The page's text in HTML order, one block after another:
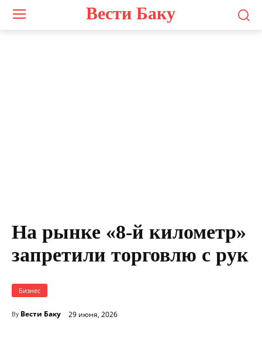
Вести Баку
На рынке «8-й километр»
запретили торговлю с рук
Бизнес
By Вести Баку 29 июня, 2026